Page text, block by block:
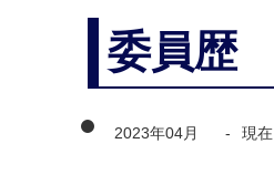
委員歴
2023年04月 - 現在